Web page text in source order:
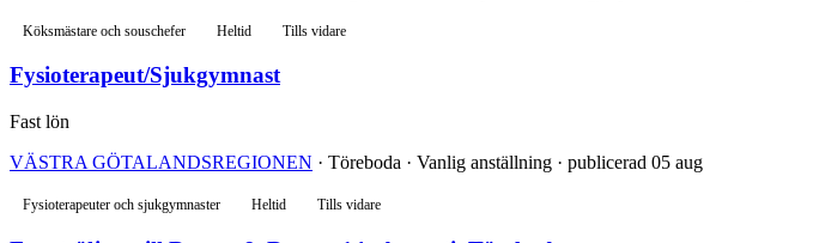
Köksmästare och souschefer Heltid Tills vidare
Fysioterapeut/Sjukgymnast
Fast lön
VÄSTRA GÖTALANDSREGIONEN · Töreboda · Vanlig anställning · publicerad 05 aug
Fysioterapeuter och sjukgymnaster Heltid Tills vidare